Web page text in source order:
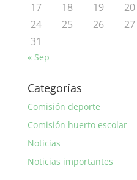
17
18 19 20
24
25 26 27
31
« Sep
Categorías
Comisión deporte
Comisión huerto escolar
Noticias
Noticias importantes